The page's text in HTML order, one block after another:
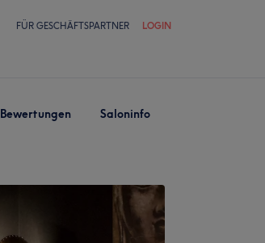
FÜR GESCHÄFTSPARTNER LOGIN
Bewertungen Saloninfo